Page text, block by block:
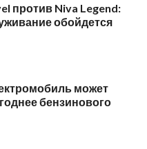
против Niva Legend:
обойдется
может
бензинового